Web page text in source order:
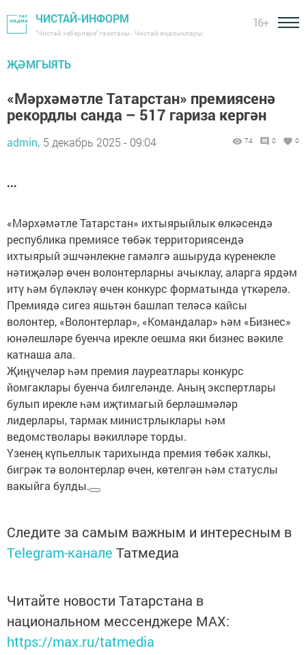
ЧИСТАЙ-ИНФОРМ
"Чистай хәбәрләре" газетасы - Чистай яңалыклары
16+
ҖӘМГЫЯТЬ
«Мәрхәмәтле Татарстан» премиясенә
рекордлы санда – 517 гариза кергән
admin, 5 декабрь 2025 - 09:04 74 0 0
...
«Мәрхәмәтле Татарстан» ихтыярыйлык өлкәсендә
республика премиясе төбәк территориясендә
ихтыярый эшчәнлекне гамәлгә ашыруда күренекле
нәтиҗәләр өчен волонтерларны ачыклау, аларга ярдәм
итү һәм бүләкләү өчен конкурс форматында үткәрелә.
Премиядә сигез яшьтән башлап теләсә кайсы
волонтер, «Волонтерлар», «Командалар» һәм «Бизнес»
юнәлешләре буенча ирекле оешма яки бизнес вәкиле
катнаша ала.
Җиңүчеләр һәм премия лауреатлары конкурс
йомгаклары буенча билгеләнде. Аның экспертлары
булып ирекле һәм иҗтимагый берләшмәләр
лидерлары, тармак министрлыклары һәм
ведомстволары вәкилләре торды.
Үзенең күпьеллык тарихында премия төбәк халкы,
бигрәк тә волонтерлар өчен, көтелгән һәм статуслы
вакыйга булды.
Следите за самым важным и интересным в
Telegram-канале Татмедиа
Читайте новости Татарстана в
национальном мессенджере MАХ:
https://max.ru/tatmedia